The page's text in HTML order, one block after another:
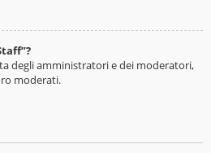
degli amministratori e dei moderatori,
moderati.